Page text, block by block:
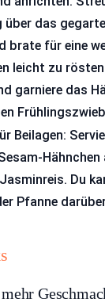
über das
brate für eine
leicht zu
garniere das
Beilagen:
Du
Pfanne